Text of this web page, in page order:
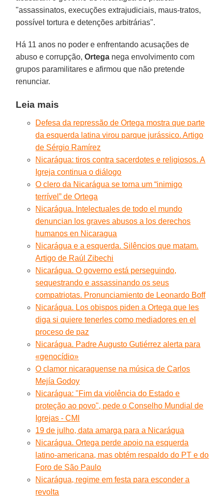
"assassinatos, execuções extrajudiciais, maus-tratos,
possível tortura e detenções arbitrárias".
Há 11 anos no poder e enfrentando acusações de
abuso e corrupção,Ortega nega envolvimento com
grupos paramilitares e afirmou que não pretende
renunciar.
Leia mais
Defesa da repressão de Ortega mostra que parte
da esquerda latina virou parque jurássico. Artigo
de Sérgio Ramírez
Nicarágua: tiros contra sacerdotes e religiosos. A
Igreja continua o diálogo
O clero da Nicarágua se torna um “inimigo
terrível” de Ortega
Nicarágua. Intelectuales de todo el mundo
denuncian los graves abusos a los derechos
humanos en Nicaragua
Nicarágua e a esquerda. Silêncios que matam.
Artigo de Raúl Zibechi
Nicarágua. O governo está perseguindo,
sequestrando e assassinando os seus
compatriotas. Pronunciamiento de Leonardo Boff
Nicarágua. Los obispos piden a Ortega que les
diga si quiere tenerles como mediadores en el
proceso de paz
Nicarágua. Padre Augusto Gutiérrez alerta para
«genocídio»
O clamor nicaraguense na música de Carlos
Mejía Godoy
Nicarágua: "Fim da violência do Estado e
proteção ao povo", pede o Conselho Mundial de
Igrejas - CMI
19 de julho, data amarga para a Nicarágua
Nicarágua. Ortega perde apoio na esquerda
latino-americana, mas obtém respaldo do PT e do
Foro de São Paulo
Nicarágua, regime em festa para esconder a
revolta